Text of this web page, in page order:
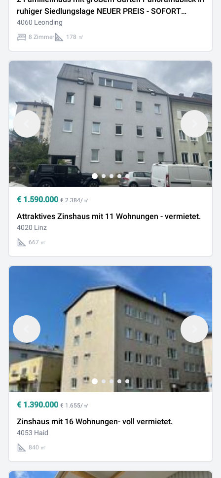
ruhiger Siedlungslage NEUER PREIS - SOFORT
VERFÜGBAR
4060 Leonding
8 Zimmer 178 ㎡
€ 1.590.000 € 2.384/㎡
Attraktives Zinshaus mit 11 Wohnungen - vermietet.
4020 Linz
667 ㎡
€ 1.390.000 € 1.655/㎡
Zinshaus mit 16 Wohnungen- voll vermietet.
4053 Haid
840 ㎡